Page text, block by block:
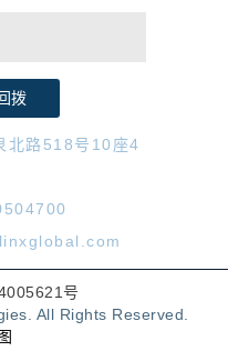
北路518号10座4
号
All Rights Reserved.